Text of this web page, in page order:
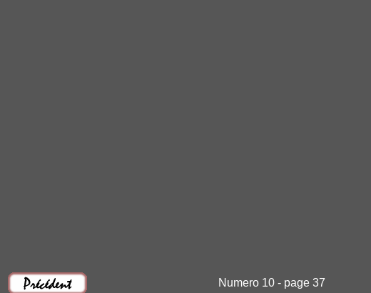
Numero 10 - page 37